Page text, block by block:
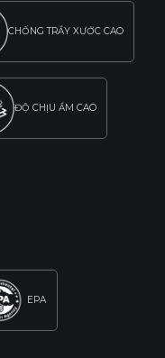
CHỐNG TRẦY XƯỚC CAO
ĐỘ CHỊU ẨM CAO
EPA